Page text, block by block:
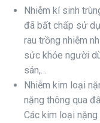
Nhiễm kí sinh
đã bất chấp sử
rau trồng nhiễm
sức khỏe người
sán,…
Nhiễm kim loại
nặng thông qua
Các kim loại nặng